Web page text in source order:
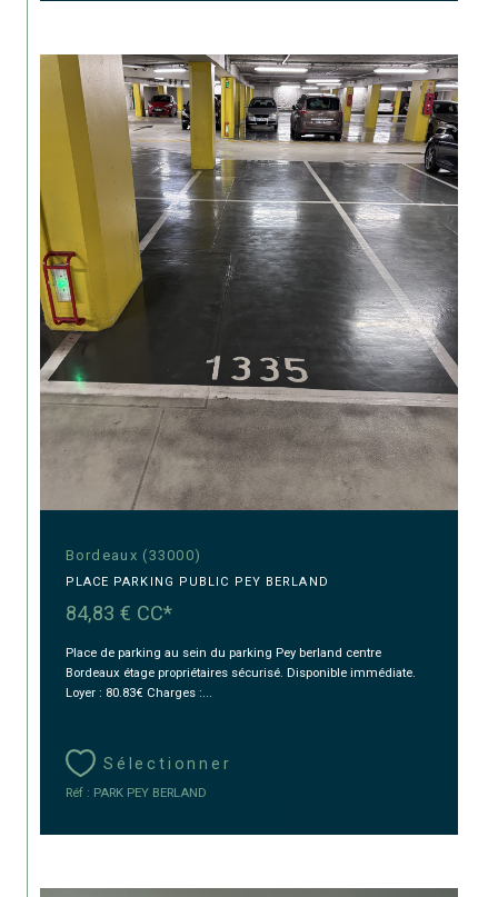
Bordeaux (33000)
PLACE PARKING PUBLIC PEY BERLAND
84,83 € CC*
Place de parking au sein du parking Pey berland centre
Bordeaux étage propriétaires sécurisé. Disponible immédiate.
Loyer : 80.83€ Charges :...
Sélectionner
Réf : PARK PEY BERLAND